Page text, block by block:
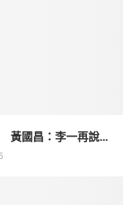
黃國昌：李一再說...